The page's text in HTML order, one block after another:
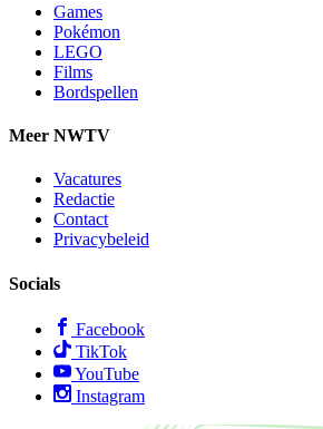
Games
Pokémon
LEGO
Films
Bordspellen
Meer NWTV
Vacatures
Redactie
Contact
Privacybeleid
Socials
Facebook
TikTok
YouTube
Instagram